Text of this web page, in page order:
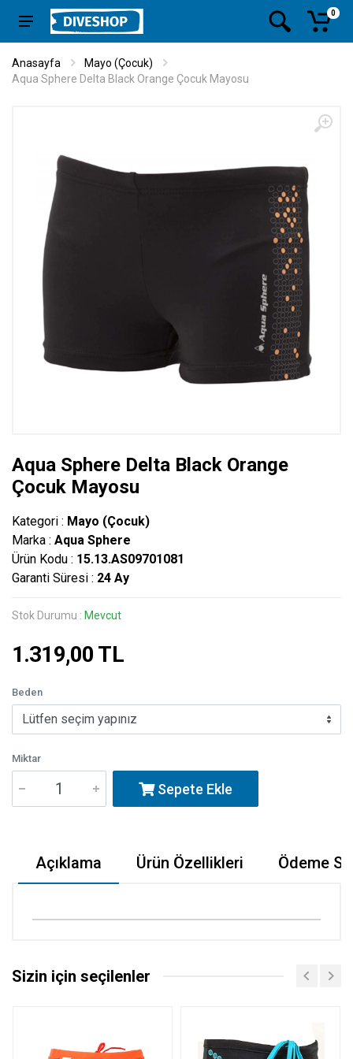
0
Anasayfa
Mayo (Çocuk)
Aqua Sphere Delta Black Orange Çocuk Mayosu
Aqua Sphere Delta Black Orange
Çocuk Mayosu
Kategori : Mayo (Çocuk)
Marka : Aqua Sphere
Ürün Kodu : 15.13.AS09701081
Garanti Süresi : 24 Ay
Stok Durumu : Mevcut
1.319,00 TL
Beden
Miktar
Sepete Ekle
Açıklama Ürün Özellikleri Ödeme
Sizin için seçilenler